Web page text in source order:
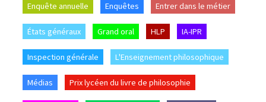
Enquête annuelle Enquêtes Entrer dans le métier
États généraux Grand oral HLP IA-IPR
Inspection générale L'Enseignement philosophique
Médias Prix lycéen du livre de philosophie